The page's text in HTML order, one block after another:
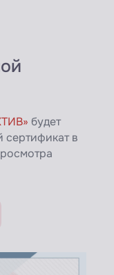
будет
сертификат в